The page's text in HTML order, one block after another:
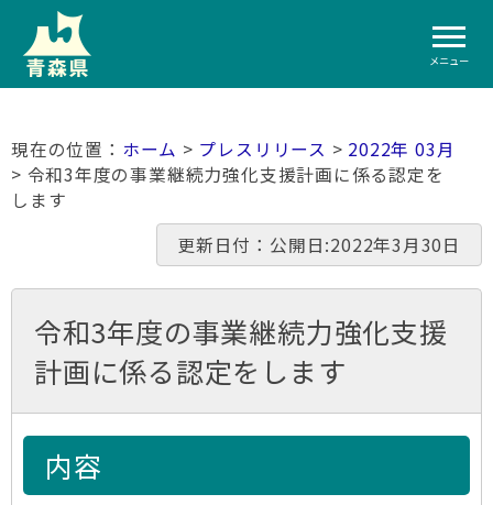
メニュー
ホーム > プレスリリース > 2022年 03月
> 令和3年度の事業継続力強化支援計画に係る認定を
します
更新日付：公開日:2022年3月30日
令和3年度の事業継続力強化支援
計画に係る認定をします
内容